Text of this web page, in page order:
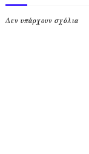
Δεν υπάρχουν σχόλια